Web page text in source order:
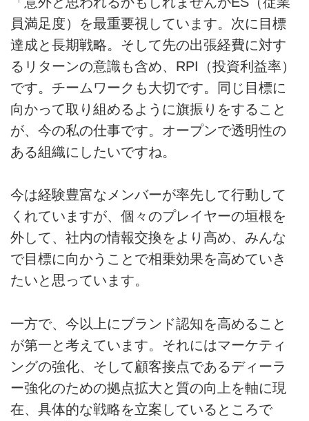
員満足度）を最重要視しています。次に目標
達成と長期戦略。そして先の出張経費に対す
るリターンの意識も含め、RPI（投資利益率）
です。チームワークも大切です。同じ目標に
向かって取り組めるように旗振りをすること
が、今の私の仕事です。オープンで透明性の
ある組織にしたいですね。
今は経験豊富なメンバーが率先して行動して
くれていますが、個々のプレイヤーの垣根を
外して、社内の情報交換をより高め、みんな
で目標に向かうことで相乗効果を高めていき
たいと思っています。
一方で、今以上にブランド認知を高めること
が第一と考えています。それにはマーケティ
ングの強化、そして顧客接点であるディーラ
ー強化のための拠点拡大と質の向上を軸に現
在、具体的な戦略を立案しているところで